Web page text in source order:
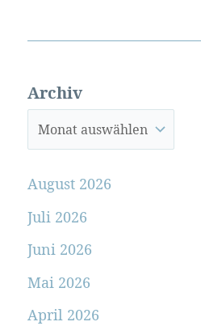
Archiv
August 2026
Juli 2026
Juni 2026
Mai 2026
April 2026